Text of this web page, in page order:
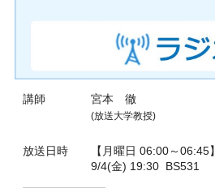
講師 宮本 徹
(放送大学教授)
放送日時
【月曜日 06:00～06:45】
9/4(金) 19:30BS531